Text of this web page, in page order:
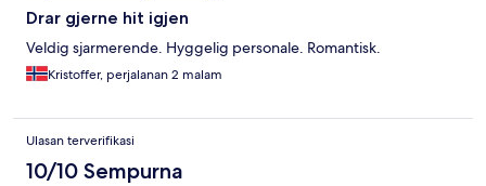
Drar gjerne hit igjen
Veldig sjarmerende. Hyggelig personale. Romantisk.
Kristoffer, perjalanan 2 malam
Ulasan terverifikasi
10/10 Sempurna